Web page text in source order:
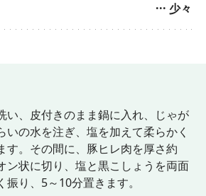
··· 少々
い、皮付きのまま鍋に入れ、じゃが
いの水を注ぎ、塩を加えて柔らかく
す。その間に、豚ヒレ肉を厚さ約
ン状に切り、塩と黒こしょうを両面
振り、5～10分置きます。